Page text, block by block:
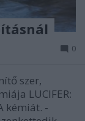
0
szer,
LUCIFER:
kémiát. -